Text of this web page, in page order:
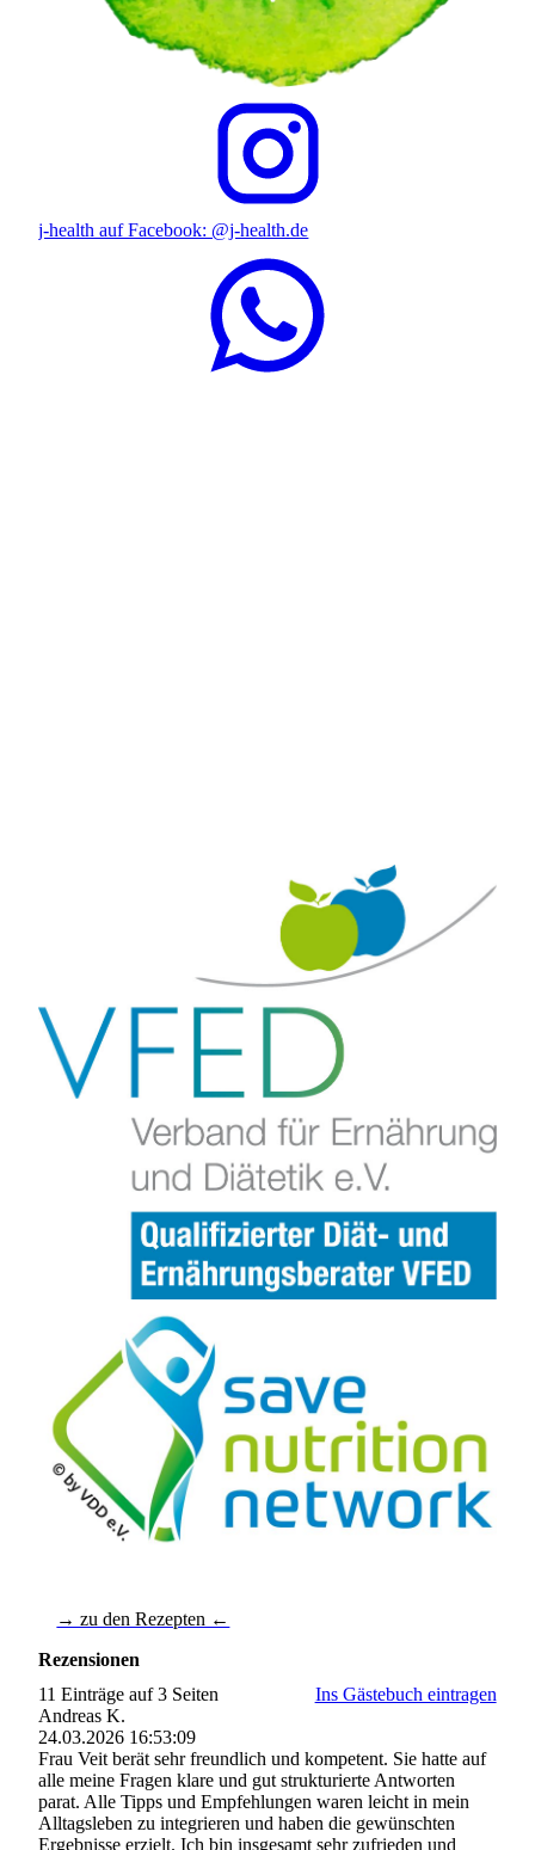
j-health auf Facebook: @j-health.de
→ zu den Rezepten ←
Rezensionen
11 Einträge auf 3 Seiten
Ins Gästebuch eintragen
Andreas K.
24.03.2026 16:53:09
Frau Veit berät sehr freundlich und kompetent. Sie hatte auf
alle meine Fragen klare und gut strukturierte Antworten
parat. Alle Tipps und Empfehlungen waren leicht in mein
Alltagsleben zu integrieren und haben die gewünschten
Ergebnisse erzielt. Ich bin insgesamt sehr zufrieden und